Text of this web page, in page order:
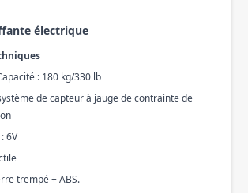
électrique
: 180 kg/330 lb
de capteur à jauge de contrainte de
6V
trempé + ABS.